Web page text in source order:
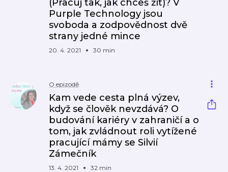
(Pracuj tak, jak chceš žít)? V
Purple Technology jsou
svoboda a zodpovědnost dvě
strany jedné mince
20. 4. 2021 30 min
O epizodě
Kam vede cesta plná výzev,
když se člověk nevzdává? O
budování kariéry v zahraničí a o
tom, jak zvládnout roli vytížené
pracující mámy se Silvií
Zámečník
13. 4. 2021 32 min